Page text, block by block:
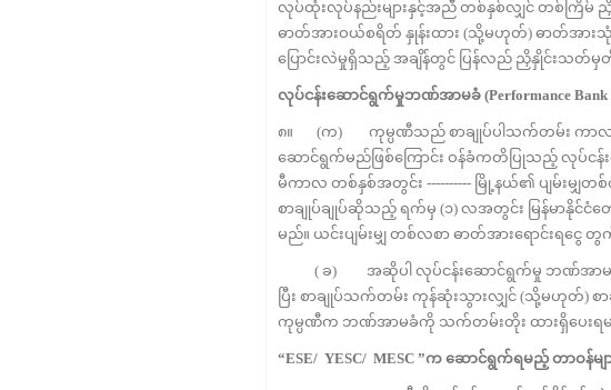
လုပ်ထုံးလုပ်နည်းများနှင့်အညီ တစ်နှစ်လျှင် တစ်ကြိမ် ညှိနှို
ဓာတ်အားဝယ်စရိတ် နှုန်းထား (သို့မဟုတ်) ဓာတ်အားသုံ
ပြောင်းလဲမှုရှိသည့် အချိန်တွင် ပြန်လည် ညှိနှိုင်းသတ်မှ
လုပ်ငန်းဆောင်ရွက်မှုဘဏ်အာမခံ (Performance Bank
၈။ (က) ကုမ္ပဏီသည် စာချုပ်ပါသက်တမ်း ကာလအတွင်
ဆောင်ရွက်မည်ဖြစ်ကြောင်း ဝန်ခံကတိပြုသည့် လုပ်ငန်းဆေ
မီကာလ တစ်နှစ်အတွင်း ---------- မြို့နယ်၏ ပျမ်းမျှ
စာချုပ်ချုပ်ဆသည့် ရက်မှ (၁) လအတွင်း မြန်မာနိုင်
မည်။ ယင်းပျမ်းမျှ တစ်လစာ ဓာတ်အားရောင်းရငွေ
( ခ) အဆိုပါ လုပ်ငန်းဆောင်ရွက်မှု ဘဏ်အာမခံ
ပြီး စာချုပ်သက်တမ်း ကုန်ဆုံးသွားလျှင် (သို့မဟုတ်) စာ
ကုမ္ပဏီက ဘဏ်အာမခံကို သက်တမ်းတိုး ထားရှိပေးရမ
“ESE/ YESC/ MESC ”က ဆောင်ရွက်ရမည့် တာဝန်မျ